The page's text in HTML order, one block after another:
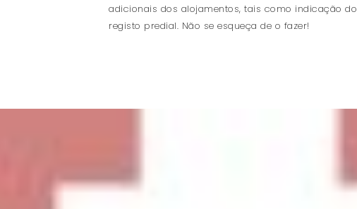
adicionais dos alojamentos, tais como indicação do
registo predial. Não se esqueça de o fazer!